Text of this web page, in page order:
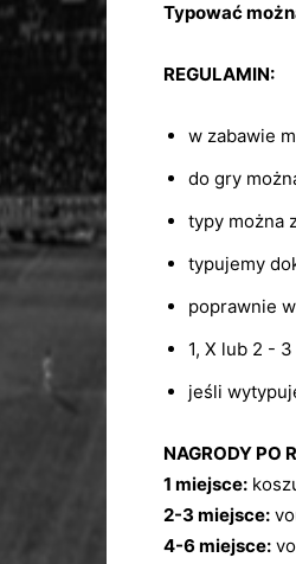
Typować
REGULAMIN:
w zabawie
do gry
typy można
typujemy
poprawnie
1, X lub 2 -
jeśli
NAGRODY PO
1 miejsce:
2-3 miejsce:
4-6 miejsce: